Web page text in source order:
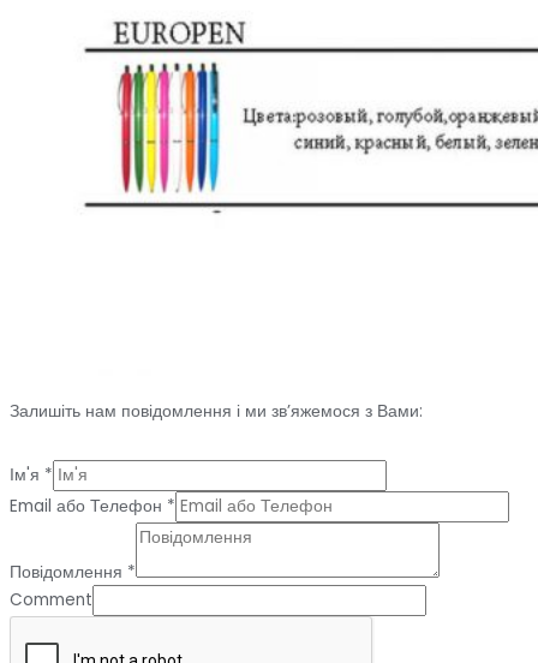
Залишіть нам повідомлення і ми зв’яжемося з Вами:
Ім'я *
Email або Телефон *
Повідомлення *
Comment